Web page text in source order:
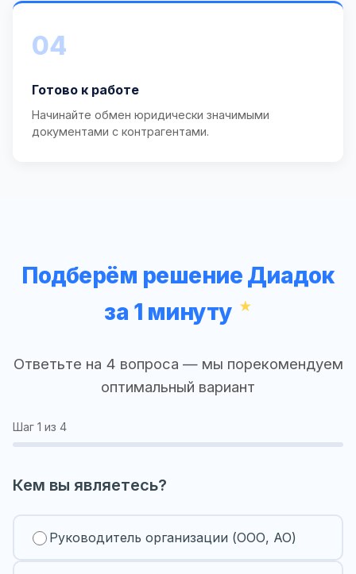
04
Готово к работе
Начинайте обмен юридически значимыми
документами с контрагентами.
Подберём решение Диадок
за 1 минуту
Ответьте на 4 вопроса — мы порекомендуем
оптимальный вариант
Шаг 1 из 4
Кем вы являетесь?
Руководитель организации (ООО, АО)